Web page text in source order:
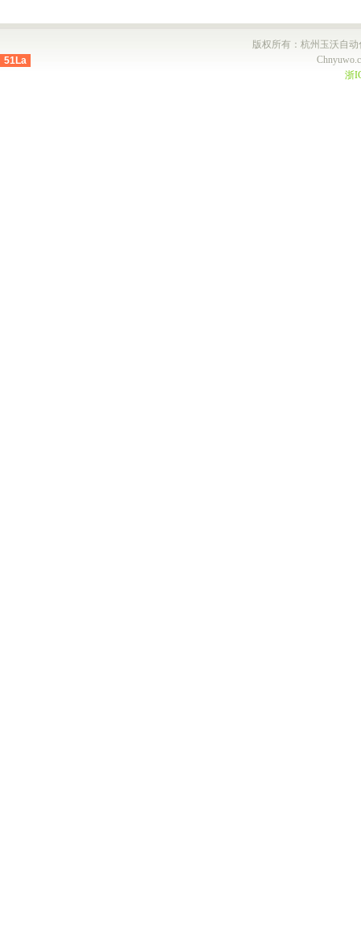
版权所有：杭州玉沃自
浙
51La